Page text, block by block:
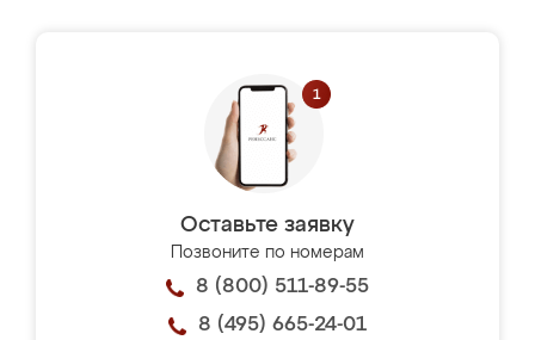
Оставьте заявку
Позвоните по номерам
8 (800) 511-89-55
8 (495) 665-24-01